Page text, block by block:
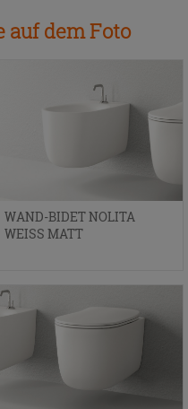
auf dem Foto
WAND-BIDET NOLITA
WEISS MATT